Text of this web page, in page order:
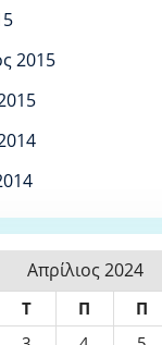
2015
Απρίλιος 2024
Τ Π Π